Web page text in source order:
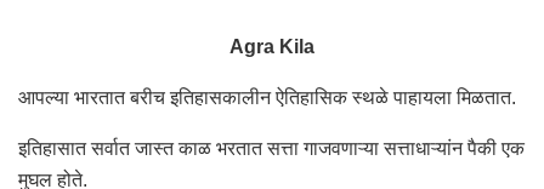
Agra Kila
आपल्या भारतात बरीच इतिहासकालीन ऐतिहासिक स्थळे पाहायला मिळतात.
इतिहासात सर्वात जास्त काळ भरतात सत्ता गाजवणाऱ्या सत्ताधाऱ्यांन पैकी एक
मुघल होते.